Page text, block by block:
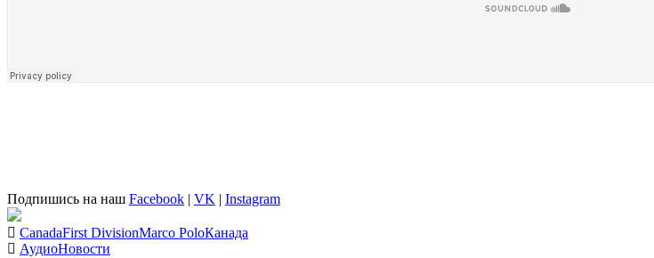
Подпишись на наш Facebook | VK | Instagram
CanadaFirst DivisionMarco PoloКанада
АудиоНовости